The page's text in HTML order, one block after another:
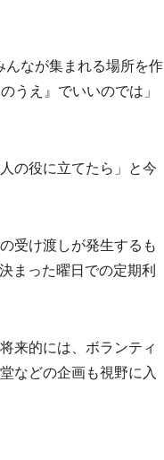
なが集まれる場所を作
うえ』でいいのでは」
の役に立てたら」と今
受け渡しが発生するも
まった曜日での定期利
来的には、ボランティ
などの企画も視野に入